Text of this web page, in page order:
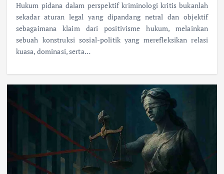
Hukum pidana dalam perspektif kriminologi kritis bukanlah
sekadar aturan legal yang dipandang netral dan objektif
sebagaimana klaim dari positivisme hukum, melainkan
sebuah konstruksi sosial-politik yang merefleksikan relasi
kuasa, dominasi, serta…